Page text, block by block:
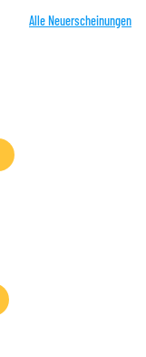
Alle Neuerscheinungen